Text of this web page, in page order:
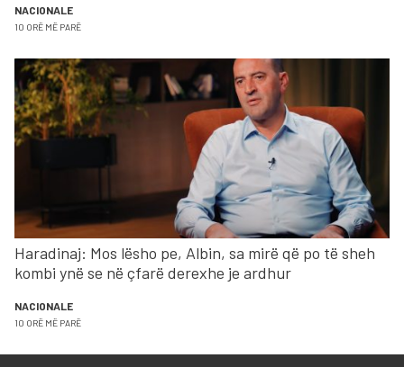
NACIONALE
10 ORË MË PARË
Haradinaj: Mos lësho pe, Albin, sa mirë që po të sheh
kombi ynë se në çfarë derexhe je ardhur
NACIONALE
10 ORË MË PARË